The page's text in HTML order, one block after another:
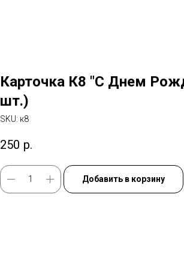
Карточка К8 "С Днем
шт.)
SKU: к8
250 р.
Добавить в корзину